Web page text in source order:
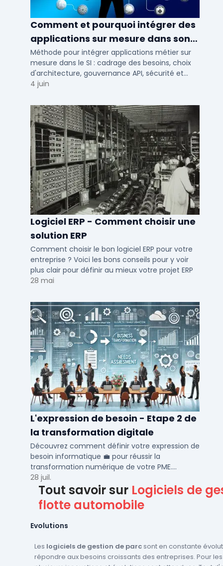
Comment et pourquoi intégrer des
applications sur mesure dans son
SI ?
Méthode pour intégrer applications métier sur
mesure dans le SI : cadrage des besoins, choix
d'architecture, gouvernance API, sécurité et
conduite du changement.
4 juin
Logiciel ERP - Comment choisir une
solution ERP
Comment choisir le bon logiciel ERP pour votre
entreprise ? Voici les bons conseils pour y voir
plus clair pour définir au mieux votre projet ERP
28 mai
L'expression de besoin - Etape 2 de
la transformation digitale
Découvrez comment définir votre expression de
besoin informatique 💼 pour réussir la
transformation numérique de votre PME.
Optimisez vos processus métiers et RH avec nos
conseils.
28 juil.
Tout savoir sur Logiciels de
flotte automobile
Evolutions
Les logiciels de gestion de parcsont en constante
répondre aux besoins croissants des entreprises. Pour